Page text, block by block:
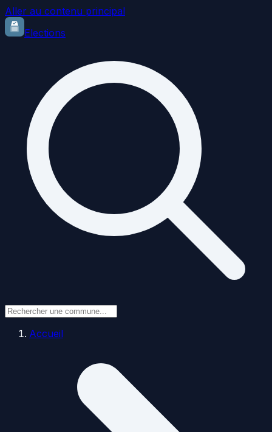
Aller au contenu principal
Elections
Accueil